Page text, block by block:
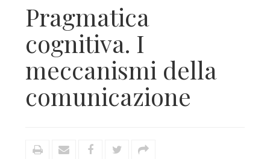
Pragmatica
cognitiva. I
meccanismi della
comunicazione